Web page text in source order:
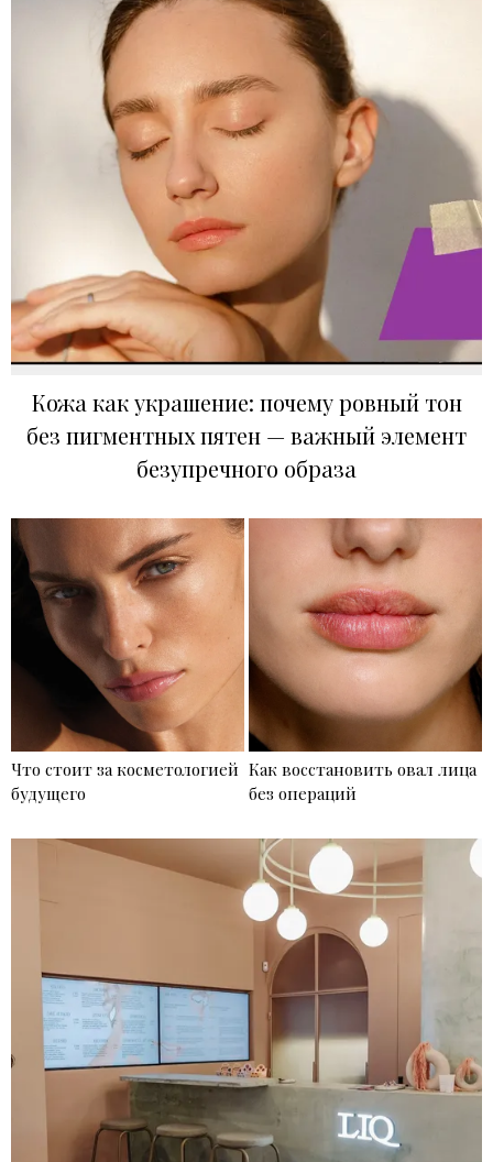
Кожа как украшение: почему ровный тон
без пигментных пятен — важный элемент
безупречного образа
Что стоит за косметологией
будущего
Как восстановить овал лица
без операций